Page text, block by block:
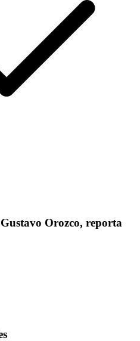
Orozco, reporta